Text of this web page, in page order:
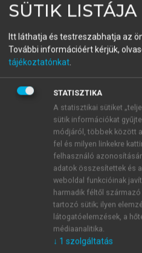
A gondoskodó
Üzleti modellek, innováció és
Európában
menu_book OLVASÁS
A közzétett
és stratégiák
Az ebben a könyvben
stratégiák szerzői joga e
Mivel a szerzőnek korábbi
volt feladata üzleti
SÜTIK LISTÁJA
Itt láthatja és testreszabhatja az
További információért kérjük,
tájékoztatónkat.
STATISZTIKA
A statisztikai sütiket
sütik információkat
módjáról, többek között
fel és milyen linkekre
felhasználó
adatok összesítettek és
weboldal funkcióinak
harmadik féltől
tartozó sütik; ilyen
látogatóelemzések, a
médiaanalitika.
↓ 1 szolgáltatás